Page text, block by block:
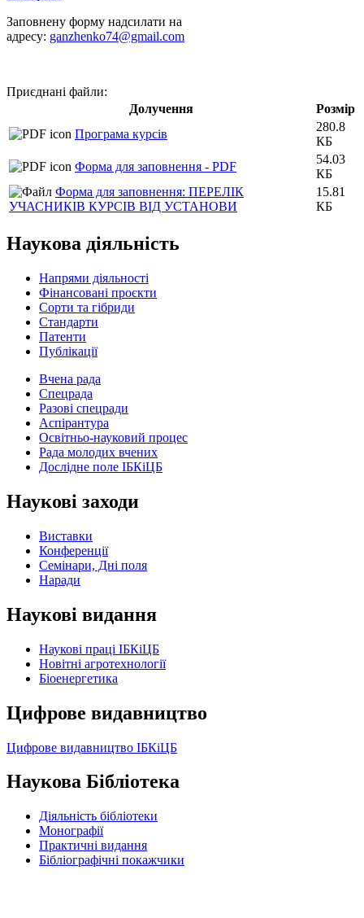
Заповнену форму надсилати на
адресу: ganzhenko74@gmail.com
Приєднані файли:
Долучення
Розмір
Програма курсів
280.8
КБ
Форма для заповнення - PDF
54.03
КБ
Форма для заповнення: ПЕРЕЛІК
УЧАСНИКІВ КУРСІВ ВІД УСТАНОВИ
15.81
КБ
Наукова діяльність
Напрями діяльності
Фінансовані проєкти
Сорти та гібриди
Стандарти
Патенти
Публікації
Вчена рада
Спецрада
Разові спецради
Аспірантура
Освітньо-науковий процес
Рада молодих вчених
Дослідне поле ІБКіЦБ
Наукові заходи
Виставки
Конференції
Семінари, Дні поля
Наради
Наукові видання
Наукові праці ІБКіЦБ
Новітні агротехнології
Бiоенергетика
Цифрове видавництво
Цифрове видавництво ІБКіЦБ
Наукова Бібліотека
Діяльність бібліотеки
Монографії
Практичні видання
Бібліографічні покажчики